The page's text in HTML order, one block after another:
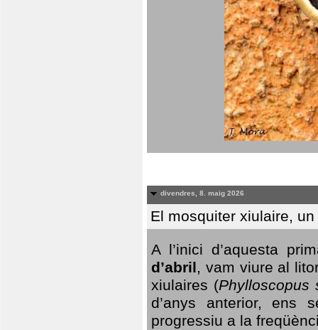
divendres, 8. maig 2026
El mosquiter xiulaire,
A l’inici d’aquesta
d’abril, vam viure al
xiulaires (Phylloscopus
d’anys anterior, ens
progressiu a la